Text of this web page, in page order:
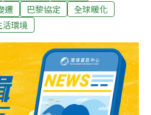
些求救之聲卻引來了環境和社
們懷疑航空業正利用疫情，進
。幾家著名組織呼籲各國政府
持都必須確保帶有環境附加條
會（Environmental Defence
的歐洲運輸與環境聯合會
）、英國公共政策研究所
Research）以及綠色和平。
遷 巴黎協定
全球暖化
活環境